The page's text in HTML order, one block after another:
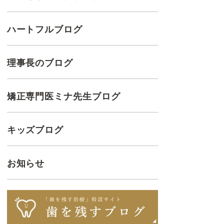
ハートフルブログ
理事長のブログ
矯正専門医ミナ先生ブログ
キッズブログ
お知らせ